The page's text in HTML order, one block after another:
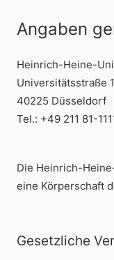
Angaben
Heinrich-Heine-
Universitätsstraße 1
40225 Düsseldorf
Tel.: +49 211 81-
Die Heinrich-
eine Körperschaft
Gesetzliche